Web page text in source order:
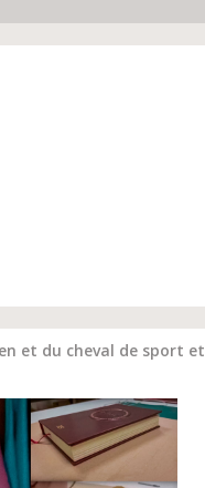
et du cheval de sport et